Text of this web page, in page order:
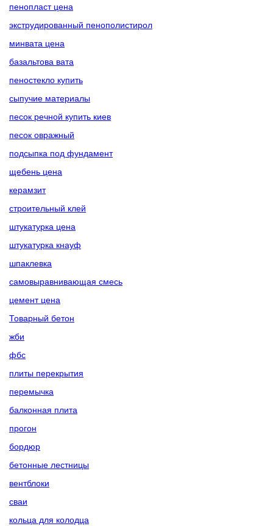
пенопласт цена
экструдированный пенополистирол
минвата цена
базальтова вата
пеностекло купить
сыпучие материалы
песок речной купить киев
песок овражный
подсыпка под фундамент
щебень цена
керамзит
строительный клей
штукатурка цена
штукатурка кнауф
шпаклевка
самовыравнивающая смесь
цемент цена
Товарный бетон
жби
фбс
плиты перекрытия
перемычка
балконная плита
прогон
бордюр
бетонные лестницы
вентблоки
сваи
кольца для колодца